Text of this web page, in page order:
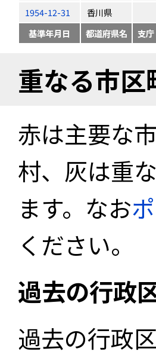
1954-12-31
香川県
基準年月日
都道府県名 支
重なる市
赤は主要な
村、灰は重
ます。なお
ください。
過去の行政
過去の行政